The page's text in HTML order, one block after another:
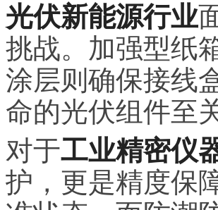
光伏新能源行业
挑战。加强型纸
涂层则确保接线
命的光伏组件至
对于工业精密仪
护，更是精度保